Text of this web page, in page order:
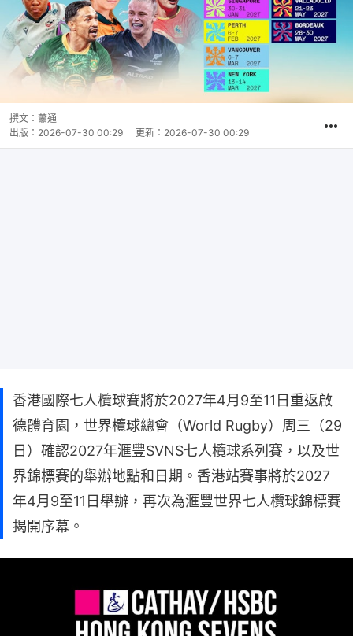
撰文： 蕭通
出版： 2026-07-30 00:29 更新： 2026-07-30 00:29
香港國際七人欖球賽將於2027年4月9至11日重返啟
德體育園，世界欖球總會（World Rugby）周三（29
日）確認2027年滙豐SVNS七人欖球系列賽，以及世
界錦標賽的舉辦地點和日期。香港站賽事將於2027
年4月9至11日舉辦，再次為滙豐世界七人欖球錦標賽
揭開序幕。